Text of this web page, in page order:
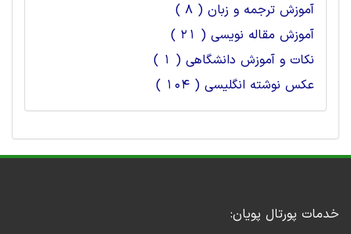
آموزش ترجمه و زبان ( 8 )
آموزش مقاله نویسی ( 21 )
نکات و آموزش دانشگاهی ( 1 )
عکس نوشته انگلیسی ( 104 )
خدمات پورتال پویان: